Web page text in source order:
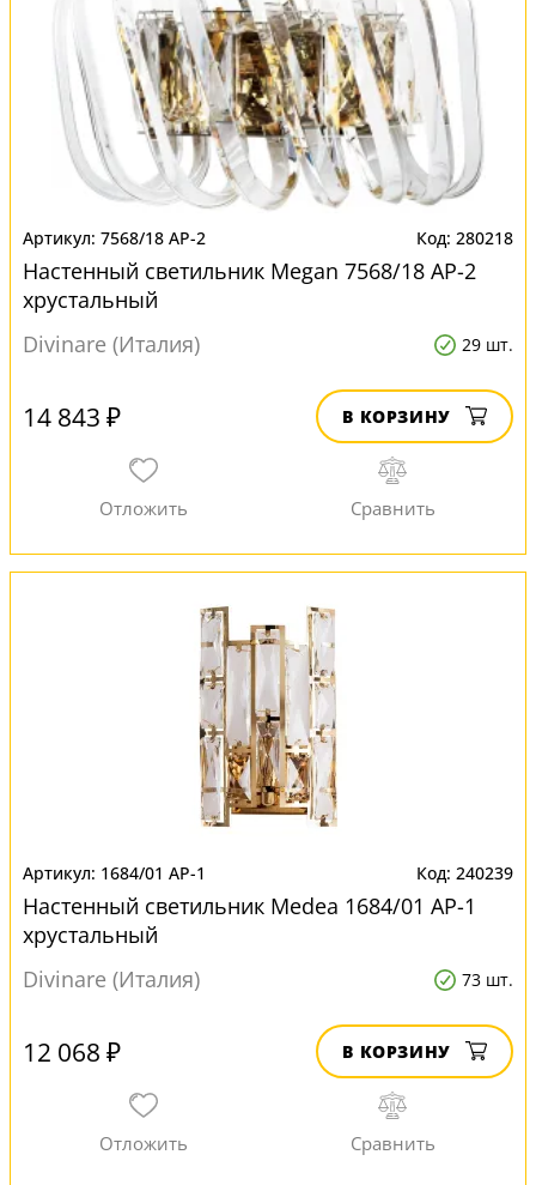
7568/18 AP-2 280218
Настенный светильник Megan 7568/18 AP-2
хрустальный
Divinare (Италия)
29 шт.
14 843 ₽ В КОРЗИНУ
1684/01 AP-1 240239
Настенный светильник Medea 1684/01 AP-1
хрустальный
Divinare (Италия)
73 шт.
12 068 ₽ В КОРЗИНУ